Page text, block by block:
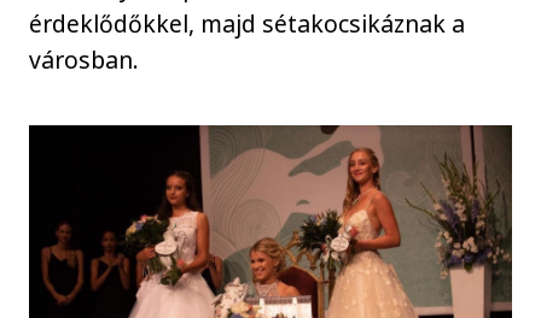
érdeklődőkkel, majd sétakocsikáznak a
városban.